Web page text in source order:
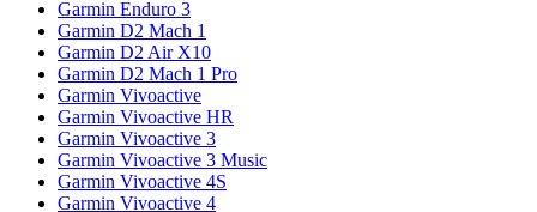
Garmin Enduro 3
Garmin D2 Mach 1
Garmin D2 Air X10
Garmin D2 Mach 1 Pro
Garmin Vivoactive
Garmin Vivoactive HR
Garmin Vivoactive 3
Garmin Vivoactive 3 Music
Garmin Vivoactive 4S
Garmin Vivoactive 4